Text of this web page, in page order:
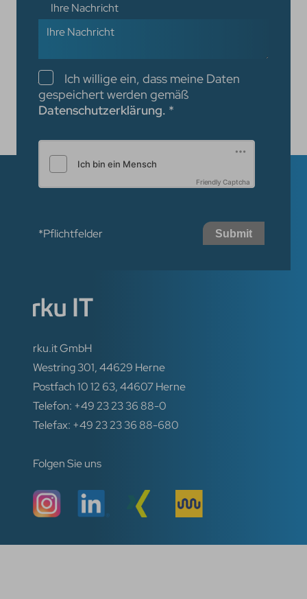
Ihre Nachricht
Checkboxen
Ich willige ein, dass meine Daten
gespeichert werden gemäß
Datenschutzerklärung. *
Friendly Captcha
*Pflichtfelder Submit
rku.it GmbH
Westring 301, 44629 Herne
Postfach 10 12 63, 44607 Herne
Telefon: +49 23 23 36 88-0
Telefax: +49 23 23 36 88-680
Folgen Sie uns